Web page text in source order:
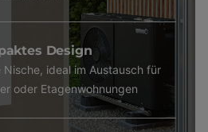
Design
Nische, ideal im Austausch für
oder Etagenwohnungen